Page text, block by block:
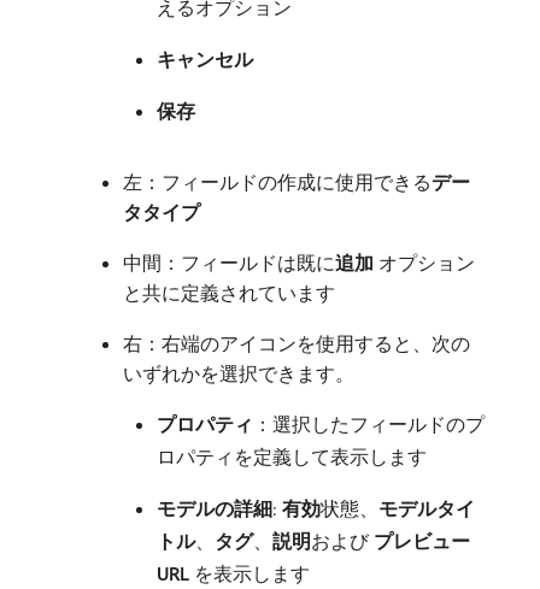
えるオプション
キャンセル
保存
左：フィールドの作成に使用できる​デー
タタイプ
中間：フィールドは既に​追加 オプション
と共に定義されています
右：右端のアイコンを使用すると、次の
いずれかを選択できます。
プロパティ ：選択したフィールドのプ
ロパティを定義して表示します
モデルの詳細: 有効​状態、 モデルタイ
トル、 タグ、 説明​および​ プレビュー
URL ​を表示します